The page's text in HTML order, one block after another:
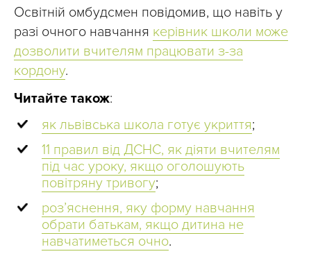
Освітній омбудсмен повідомив, що навіть у
разі очного навчання керівник школи може
дозволити вчителям працювати з-за
кордону.
Читайте також:
як львівська школа готує укриття;
11 правил від ДСНС, як діяти вчителям
під час уроку, якщо оголошують
повітряну тривогу;
розʼяснення, яку форму навчання
обрати батькам, якщо дитина не
навчатиметься очно.